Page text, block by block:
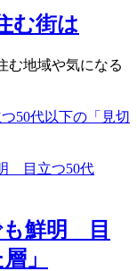
む街は
む地域や気になる
50代以下の「見切
も鮮明 目
」